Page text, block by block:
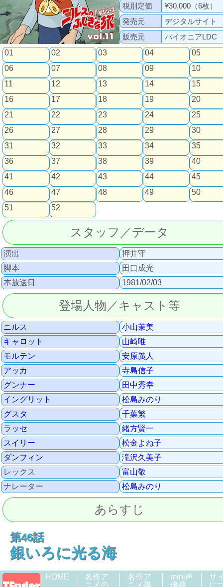
税別定価
¥30,000（6枚）
発売元
デジタルサイト
販売元
パイオニアLDC
01
02 03 04
05
06
07 08 09
10
11
12 13 14
15
16
17 18 19
20
21
22 23 24
25
26
27 28 29
30
31
32 33 34
35
36
37 38 39
40
41
42 43 44
45
46
47 48 49
50
51
52
スタッフ／データ
演出
押井守
脚本
田口成光
本放送日
1981/02/03
登場人物／キャスト等
ニルス
小山茉美
キャロット
山崎唯
モルテン
安原義人
アッカ
寺島信子
グンナー
田中秀幸
イングリット
松島みのり
グスタ
千葉繁
ラッセ
緒方賢一
スイリー
松金よね子
ダンフィン
滝沢久美子
レックス
富山敬
ナレーター
松島みのり
あらすじ
第46話
銀いろに光る海
HOME
名作ア
ニメの
名作ア
ニメ事
mini声
優事
サ
に